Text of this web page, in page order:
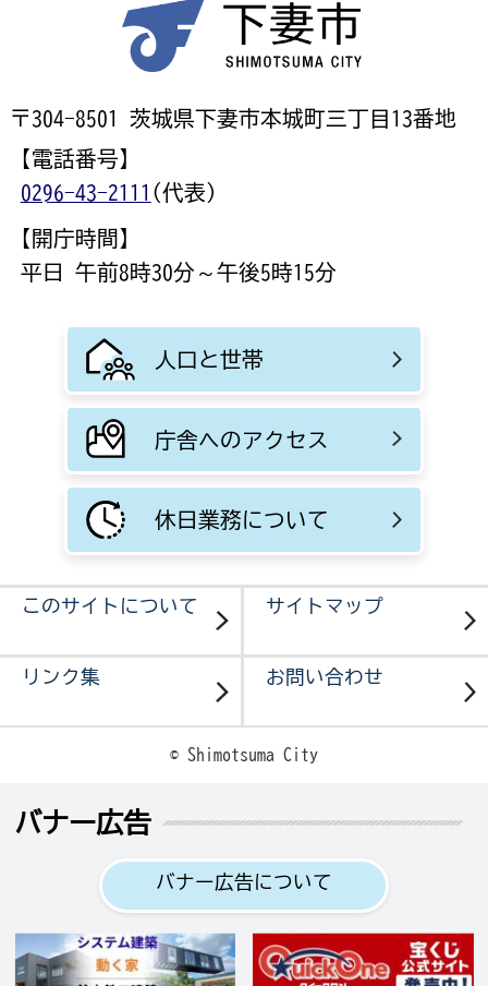
〒304-8501 茨城県下妻市本城町三丁目13番地
【電話番号】
0296-43-2111 (代表)
【開庁時間】
平日 午前8時30分～午後5時15分
人口と世帯
庁舎へのアクセス
休日業務について
このサイトについて サイトマップ
リンク集 お問い合わせ
© Shimotsuma City
バナー広告
バナー広告について